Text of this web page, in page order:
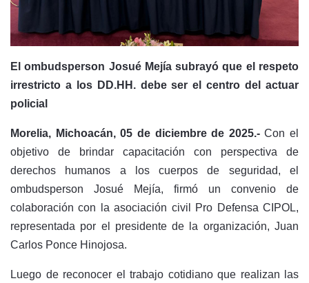
El ombudsperson Josué Mejía subrayó que el respeto
irrestricto a los DD.HH. debe ser el centro del actuar
policial
Morelia, Michoacán, 05 de diciembre de 2025.-Con el
objetivo de brindar capacitación con perspectiva de
derechos humanos a los cuerpos de seguridad, el
ombudsperson Josué Mejía, firmó un convenio de
colaboración con la asociación civil Pro Defensa CIPOL,
representada por el presidente de la organización, Juan
Carlos Ponce Hinojosa.
Luego de reconocer el trabajo cotidiano que realizan las